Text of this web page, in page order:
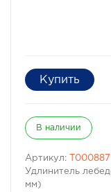
В наличии
Артикул:
T000887
Удлинитель
мм)